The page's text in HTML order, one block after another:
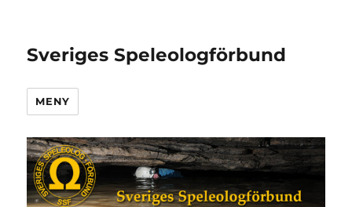
Sveriges Speleologförbund
MENY